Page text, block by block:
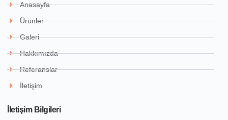
Anasayfa
Ürünler
Galeri
Hakkımızda
Referanslar
İletişim
İletişim Bilgileri